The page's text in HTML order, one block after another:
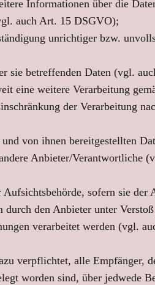
Informationen über die
auch Art. 15 DSGVO);
unrichtiger bzw.
sie betreffenden Daten (vgl.
eine weitere Verarbeitung
der Verarbeitung
von ihnen bereitgestellten
Anbieter/Verantwortliche
Aufsichtsbehörde, sofern sie der
durch den Anbieter unter
verarbeitet werden (vgl.
verpflichtet, alle Empfänger,
worden sind, über jedwede